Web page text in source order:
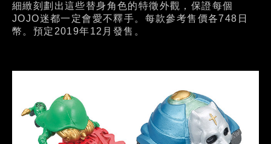
細緻刻劃出這些替身角色的特徵外觀，保證每個
JOJO迷都一定會愛不釋手。每款參考售價各748日
幣。預定2019年12月發售。